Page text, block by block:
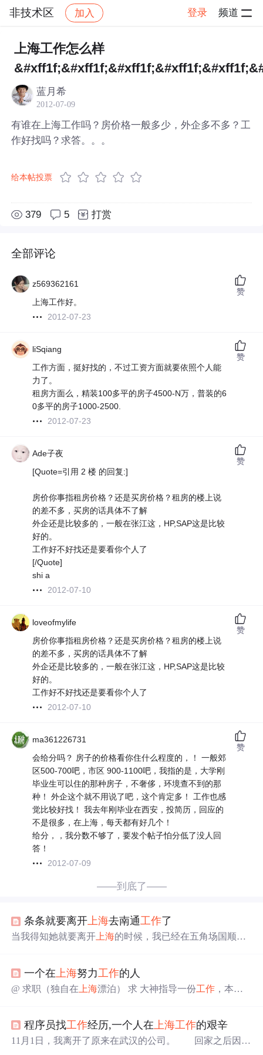
非技术区 加入 登录 频道
社区 非技术区
上海工作怎么样
蓝月希
2012-07-09
有谁在上海工作吗？房价格一般多少，外企多不多？工
作好找吗？求答。。。
给本帖投票
379 5 打赏
全部评论
z569362161
上海工作好。
2012-07-23
赞
liSqiang
工作方面，挺好找的，不过工资方面就要依照个人能
力了。
租房方面么，精装100多平的房子4500-N万，普装的6
0多平的房子1000-2500.
2012-07-23
赞
Ade子夜
[Quote=引用 2 楼 的回复:]
房价你事指租房价格？还是买房价格？租房的楼上说
的差不多，买房的话具体不了解
外企还是比较多的，一般在张江这，HP,SAP这是比较
好的。
工作好不好找还是要看你个人了
[/Quote]
shi a
2012-07-10
赞
loveofmylife
房价你事指租房价格？还是买房价格？租房的楼上说
的差不多，买房的话具体不了解
外企还是比较多的，一般在张江这，HP,SAP这是比较
好的。
工作好不好找还是要看你个人了
2012-07-10
赞
ma361226731
会给分吗？ 房子的价格看你住什么程度的，！ 一般郊
区500-700吧，市区 900-1100吧，我指的是，大学刚
毕业生可以住的那种房子，不奢侈，环境查不到的那
种！ 外企这个就不用说了吧，这个肯定多！ 工作也感
觉比较好找！ 我去年刚毕业在西安，投简历，回应的
不是很多，在上海，每天都有好几个！
给分，，我分数不够了，要发个帖子怕分低了没人回
答！
2012-07-09
赞
——到底了——
条条就要离开上海去南通工作了
当我得知她就要离开 上海的时候，我已经在五角场国顺东
这是真的……是玩笑吧，我想着，我右手递到嘴边仰起头
准备一饮而尽却发现我是因为手机短信的振动声才举起右
会回来吗，她说也许就在那边安家了……
一个在 上海努力工作的人
@ 求职（独自在 上海漂泊） 求 大神指导一份工作 ，本人
me the client sent a request associated with this * session, as the
number of milliseconds ...
程序员找工作经历,一个人在 上海工作的艰辛
11月1日，我离开了原来在武汉的公司。 回家之后因为